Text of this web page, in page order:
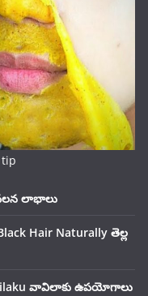
లాభాలు
Hair Naturally తెల్ల
వావిలాకు ఉపయోగాలు